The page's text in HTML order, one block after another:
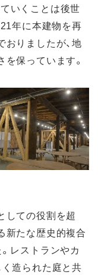
いくことは後世
年に本建物を再
おりましたが、地
保っています。
しての役割を超
新たな歴史的複合
レストランやカ
く造られた庭と共